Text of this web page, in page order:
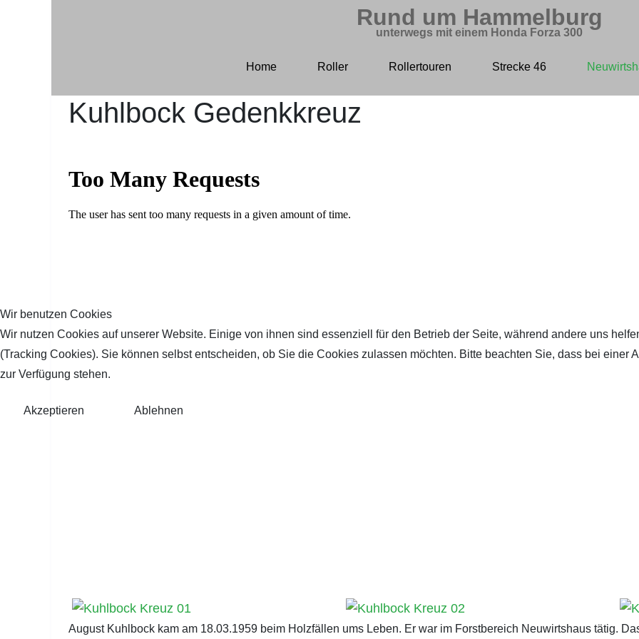
Rund um Hammelburg
unterwegs mit einem Honda Forza 300
Home Roller Rollertouren Strecke 46
Kuhlbock Gedenkkreuz
August Kuhlbock kam am 18.03.1959 beim Holzfällen ums Leben. Er war im Forstbereich Neuwirtshaus tätig.
Wir benutzen Cookies
Wir nutzen Cookies auf unserer Website. Einige von ihnen sind essenziell für den Betrieb der Seite, während andere uns
(Tracking Cookies). Sie können selbst entscheiden, ob Sie die Cookies zulassen möchten. Bitte beachten Sie, dass bei
zur Verfügung stehen.
Akzeptieren Ablehnen